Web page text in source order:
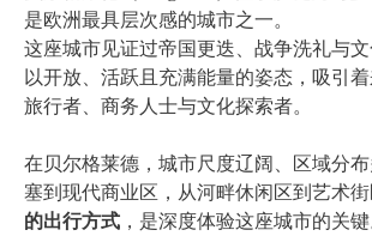
是欧洲最具层次感的城市之一。
这座城市见证过帝国更迭、战争洗礼与
以开放、活跃且充满能量的姿态，吸引
旅行者、商务人士与文化探索者。
在贝尔格莱德，城市尺度辽阔、区域分
塞到现代商业区，从河畔休闲区到艺术街
的出行方式 ，是深度体验这座城市的关键